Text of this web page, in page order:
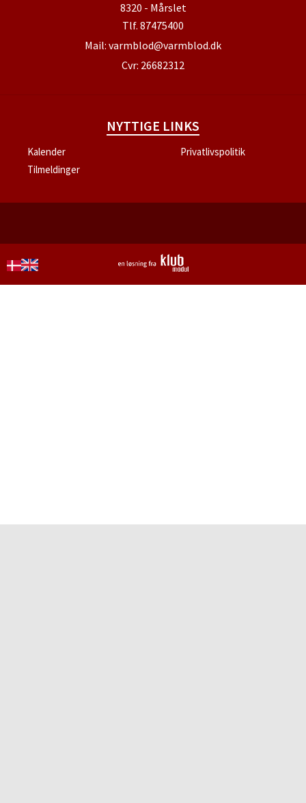
8320 - Mårslet
Tlf. 87475400
Mail: varmblod@varmblod.dk
Cvr: 26682312
NYTTIGE LINKS
Kalender
Privatlivspolitik
Tilmeldinger